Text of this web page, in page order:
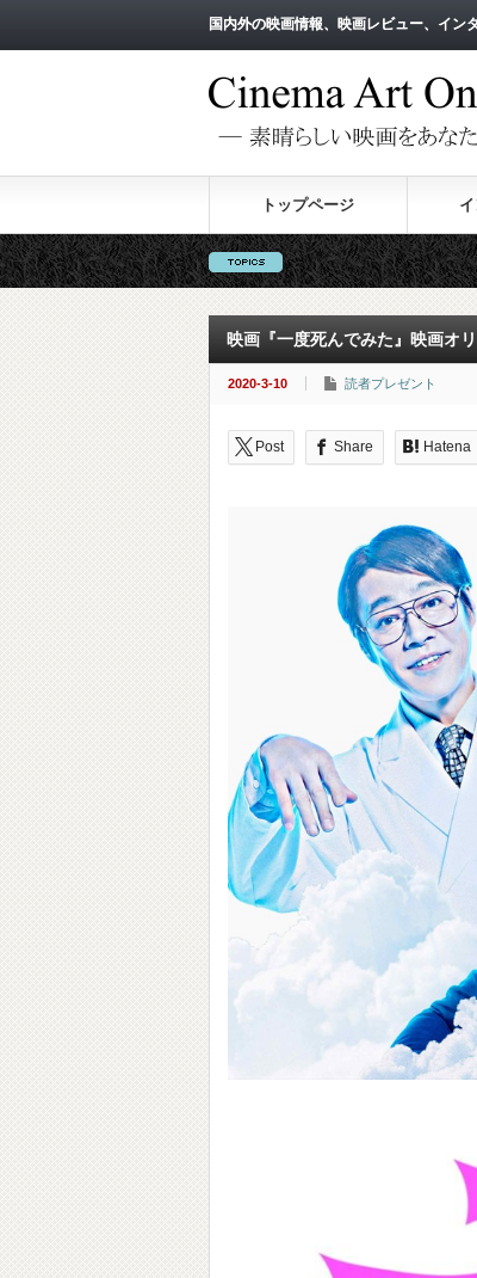
国内外の映画情報、映画レビュー、イン
国内外の映画情報、映画レビュー、イン
トップページ
映画『一度死んでみた』映画オ
2020-3-10 読者プレゼント
Post Share Hatena